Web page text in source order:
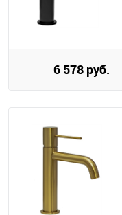
6 578 руб.